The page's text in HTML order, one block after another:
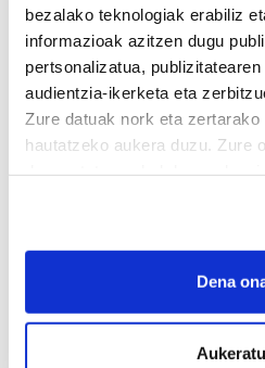
bezalako teknologiak erabiliz
informazioak azitzen dugu
pertsonalizatua,
audientzia-ikerketa eta
Zure datuak nork eta zertarako
hautatzeko aukera duzu. Zure
If you allow, we would also like
Collect information
meters
Identify your device by
Dena
Aukeratu